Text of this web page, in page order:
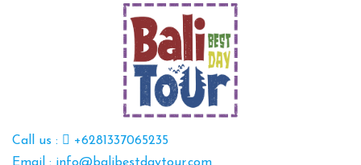
Call us :
+6281337065235